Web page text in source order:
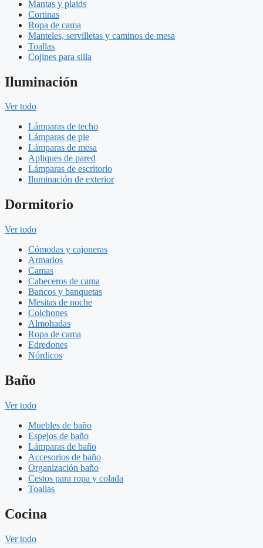
Mantas y plaids
Cortinas
Ropa de cama
Manteles, servilletas y caminos de mesa
Toallas
Cojines para silla
Iluminación
Ver todo
Lámparas de techo
Lámparas de pie
Lámparas de mesa
Apliques de pared
Lámparas de escritorio
Iluminación de exterior
Dormitorio
Ver todo
Cómodas y cajoneras
Armarios
Camas
Cabeceros de cama
Bancos y banquetas
Mesitas de noche
Colchones
Almohadas
Ropa de cama
Edredones
Nórdicos
Baño
Ver todo
Muebles de baño
Espejos de baño
Lámparas de baño
Accesorios de baño
Organización baño
Cestos para ropa y colada
Toallas
Cocina
Ver todo